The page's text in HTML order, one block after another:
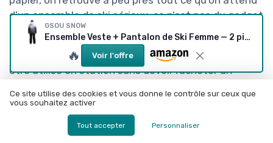
d’un ensemble de ski sérieux, ce n’est pas du gadget
total.
En résumé, tu reçois un ensemble complet, prêt à
être utilisé en station sans devoir racheter un
gaffe à la taille, surtout pour le bas : plusieurs avis
Amazon le disent, et je confirme, ça taille plutôt
grand au niveau du pantalon. Si tu es entre deux
GSOU SNOW
Ensemble Veste + Pantalon de Ski Femme — 2 pièces Noir M
🔥 Voir l'offre
Ce site utilise des cookies et vous donne le contrôle sur ceux que
vous souhaitez activer
Tout accepter Personnaliser